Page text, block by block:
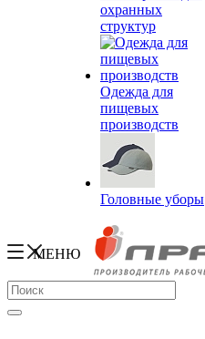
охранных
структур
Одежда для
пищевых
производств
Головные уборы
МЕНЮ